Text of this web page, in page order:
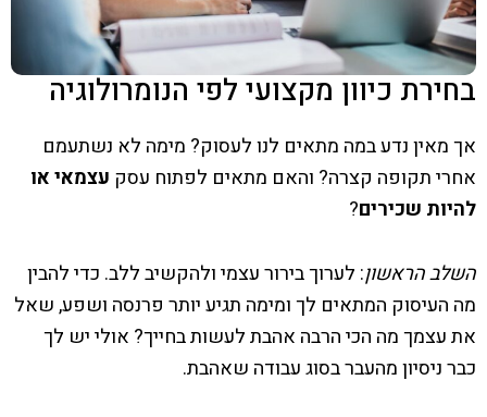
בחירת כיוון מקצועי לפי הנומרולוגיה
אך מאין נדע במה מתאים לנו לעסוק? מימה לא נשתעמם
אחרי תקופה קצרה? והאם מתאים לפתוח עסק עצמאי או
להיות שכירים?
השלב הראשון: לערוך בירור עצמי ולהקשיב ללב. כדי להבין
מה העיסוק המתאים לך ומימה תגיע יותר פרנסה ושפע, שאל
את עצמך מה הכי הרבה אהבת לעשות בחייך? אולי יש לך
כבר ניסיון מהעבר בסוג עבודה שאהבת.